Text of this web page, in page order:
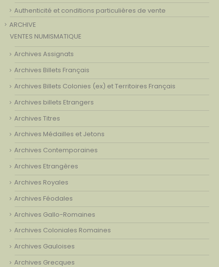
Authenticité et conditions particulières de vente
ARCHIVE
VENTES NUMISMATIQUE
Archives Assignats
Archives Billets Français
Archives Billets Colonies (ex) et Territoires Français
Archives billets Etrangers
Archives Titres
Archives Médailles et Jetons
Archives Contemporaines
Archives Etrangères
Archives Royales
Archives Féodales
Archives Gallo-Romaines
Archives Coloniales Romaines
Archives Gauloises
Archives Grecques